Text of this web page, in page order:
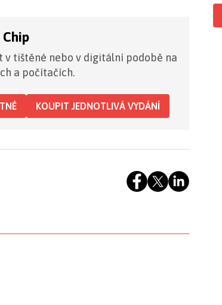
v tištěné nebo v digitální podobě na
a počítačích.
KOUPIT JEDNOTLIVÁ VYDÁNÍ